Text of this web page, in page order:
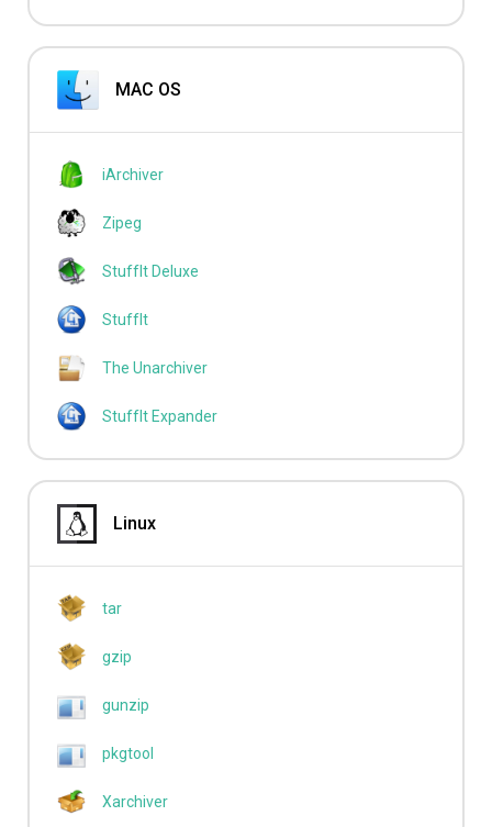
MAC OS
iArchiver
Zipeg
StuffIt Deluxe
StuffIt
The Unarchiver
StuffIt Expander
Linux
tar
gzip
gunzip
pkgtool
Xarchiver